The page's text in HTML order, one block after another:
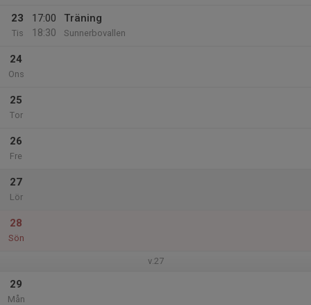
23
Tis
17:00
18:30
Träning
Sunnerbovallen
24
Ons
25
Tor
26
Fre
27
Lör
28
Sön
v.27
29
Mån